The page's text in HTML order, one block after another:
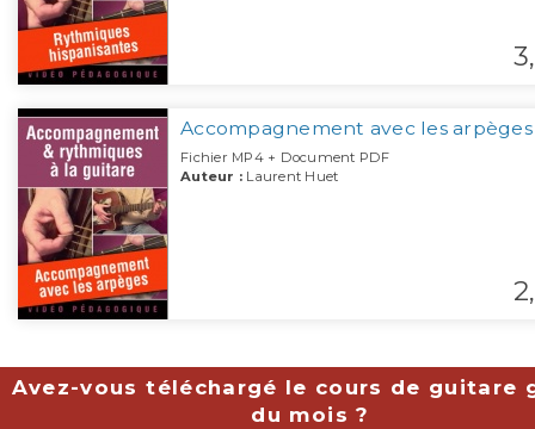
3,
Accompagnement avec les arpèges
Fichier MP4 + Document PDF
Auteur : Laurent Huet
2,
Avez-vous téléchargé le cours de guitare
du mois ?